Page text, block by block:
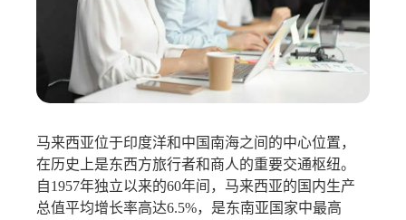
马来西亚位于印度洋和中国南海之间的中心位置，
在历史上是东西方旅行者和商人的重要交通枢纽。
自1957年独立以来的60年间，马来西亚的国内生产
总值平均增长率高达6.5%，是东南亚国家中最高